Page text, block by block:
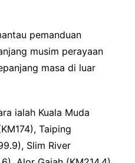
pemanduan
musim perayaan
masa di luar
ialah Kuala Muda
Taiping
Slim River